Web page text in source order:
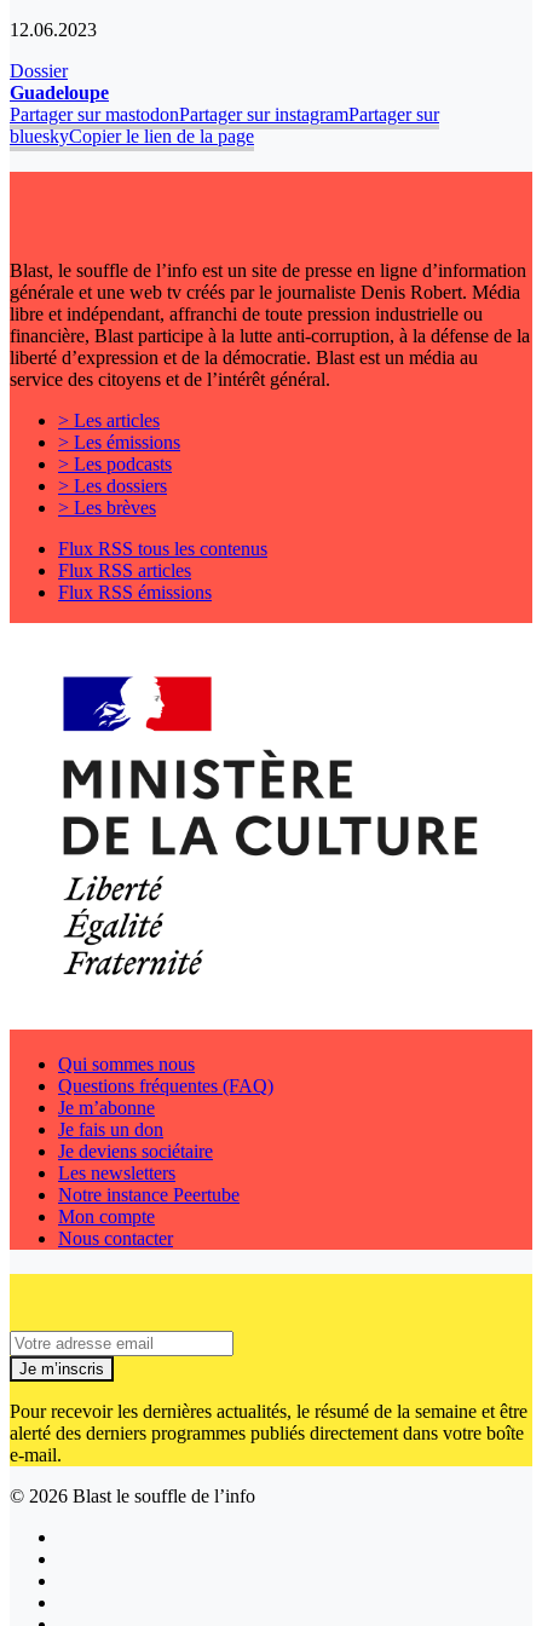
12.06.2023
Dossier
Guadeloupe
Partager sur mastodonPartager sur instagramPartager sur
blueskyCopier le lien de la page
Blast, le souffle de l’info est un site de presse en ligne d’information
générale et une web tv créés par le journaliste Denis Robert. Média
libre et indépendant, affranchi de toute pression industrielle ou
financière, Blast participe à la lutte anti-corruption, à la défense de la
liberté d’expression et de la démocratie. Blast est un média au
service des citoyens et de l’intérêt général.
> Les articles
> Les émissions
> Les podcasts
> Les dossiers
> Les brèves
Flux RSS tous les contenus
Flux RSS articles
Flux RSS émissions
Qui sommes nous
Questions fréquentes (FAQ)
Je m’abonne
Je fais un don
Je deviens sociétaire
Les newsletters
Notre instance Peertube
Mon compte
Nous contacter
Je m’inscris
Pour recevoir les dernières actualités, le résumé de la semaine et être
alerté des derniers programmes publiés directement dans votre boîte
e-mail.
© 2026 Blast le souffle de l’info